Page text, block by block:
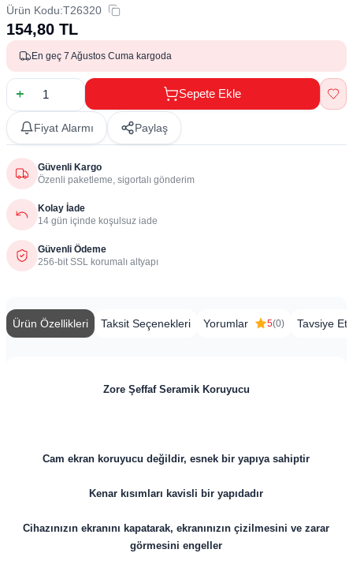
Ürün Kodu:T26320
154,80 TL
En geç 7 Ağustos Cuma kargoda
Sepete Ekle
Fiyat Alarmı Paylaş
Güvenli Kargo
Özenli paketleme, sigortalı gönderim
Kolay İade
14 gün içinde koşulsuz iade
Güvenli Ödeme
256-bit SSL korumalı altyapı
Ürün Özellikleri Taksit Seçenekleri Yorumlar 5(0) Tavsiye Et
Zore Şeffaf Seramik Koruyucu
Cam ekran koruyucu değildir, esnek bir yapıya sahiptir
Kenar kısımları kavisli bir yapıdadır
Cihazınızın ekranını kapatarak, ekranınızın çizilmesini ve zarar
görmesini engeller